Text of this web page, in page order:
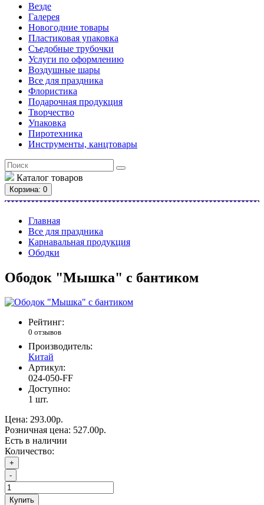
Везде
Галерея
Новогодние товары
Пластиковая упаковка
Съедобные трубочки
Услуги по оформлению
Воздушные шары
Все для праздника
Флористика
Подарочная продукция
Творчество
Упаковка
Пиротехника
Инструменты, канцтовары
Каталог товаров
Корзина: 0
Главная
Все для праздника
Карнавальная продукция
Ободки
Ободок "Мышка" с бантиком
Рейтинг:
0 отзывов
Производитель:
Китай
Артикул:
024-050-FF
Доступно:
1 шт.
Цена: 293.00р.
Розничная цена: 527.00р.
Есть в наличии
Количество:
+
-
Купить